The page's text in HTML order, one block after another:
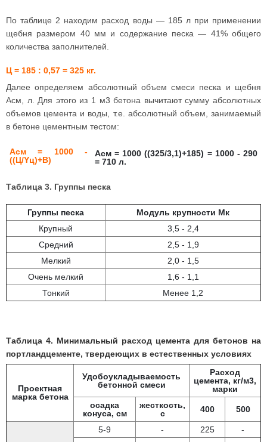
По таблице 2 находим расход воды — 185 л при применении
щебня размером 40 мм и содержание песка — 41% общего
количества заполнителей.
Ц = 185 : 0,57 = 325 кг.
Далее определяем абсолютный объем смеси песка и щебня
Асм, л. Для этого из 1 м3 бетона вычитают сумму абсолютных
объемов цемента и воды, т.е. абсолютный объем, занимаемый
в бетоне цементным тестом:
Асм = 1000 -
((Ц/Yц)+В)
Асм = 1000 ((325/3,1)+185) = 1000 - 290
= 710 л.
Таблица 3. Группы песка
Группы песка
Модуль крупности Мк
Крупный
3,5 - 2,4
Средний
2,5 - 1,9
Мелкий
2,0 - 1,5
Очень мелкий
1,6 - 1,1
Тонкий
Менее 1,2
Таблица 4. Минимальный расход цемента для бетонов на
портландцементе, твердеющих в естественных условиях
Проектная
марка бетона
Удобоукладываемость
бетонной смеси
Расход
цемента, кг/м3,
марки
осадка
конуса, см
жесткость,
с
400 500
5-9 - 225
-